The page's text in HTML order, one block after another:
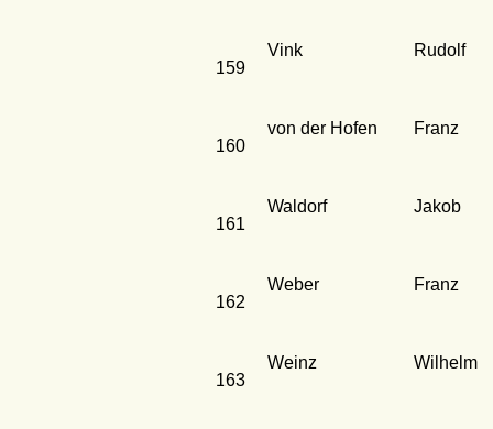
159
Vink Rudolf
160
von der Hofen Franz
161
Waldorf Jakob
162
Weber Franz
163
Weinz Wilhelm